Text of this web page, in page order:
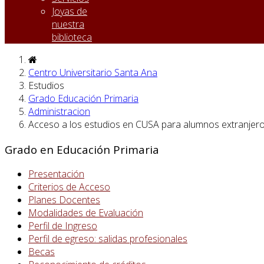
Joyas de
nuestra
biblioteca
Centro Universitario Santa Ana
Estudios
Grado Educación Primaria
Administracion
Acceso a los estudios en CUSA para alumnos
Grado en Educación Primaria
Presentación
Criterios de Acceso
Planes Docentes
Modalidades de Evaluación
Perfil de Ingreso
Perfil de egreso: salidas profesionales
Becas